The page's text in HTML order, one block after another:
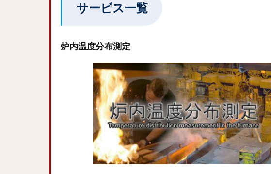
サービス一覧
炉内温度分布測定